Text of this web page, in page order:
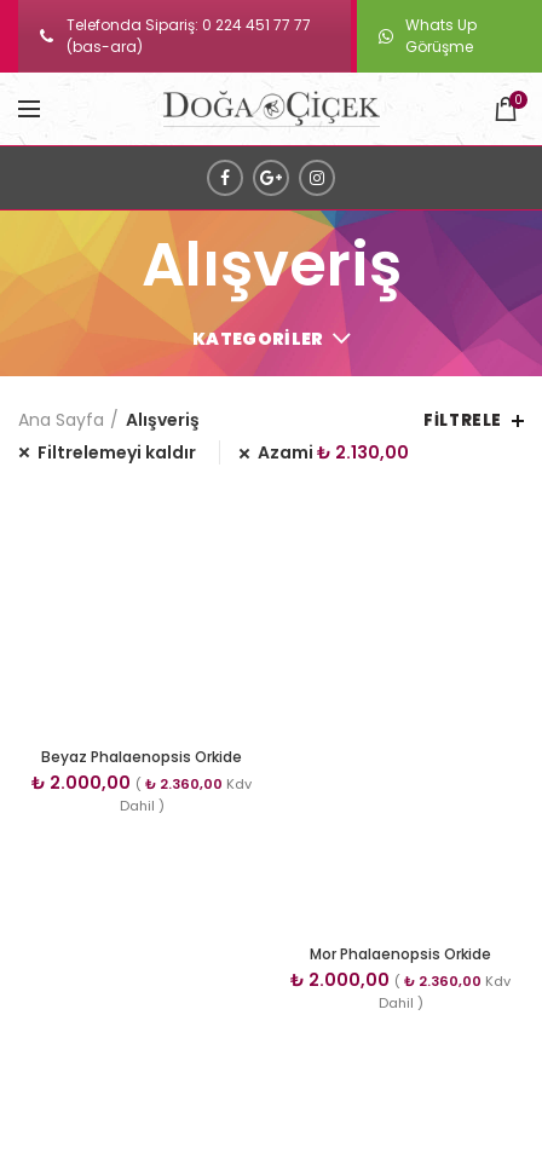
Telefonda Sipariş: 0 224 451 77 77
(bas-ara)
Whats Up
Görüşme
0
Alışveriş
KATEGORILER
Ana Sayfa Alışveriş FILTRELE
Filtrelemeyi kaldır Azami ₺ 2.130,00
Beyaz Phalaenopsis Orkide
₺ 2.000,00 ( ₺ 2.360,00 Kdv
Dahil )
Mor Phalaenopsis Orkide
₺ 2.000,00 ( ₺ 2.360,00 Kdv
Dahil )